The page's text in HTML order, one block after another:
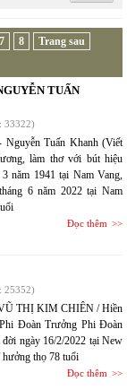
7 8
Trang sau
TUẤN
33322)
Tuấn Khanh (Viết
làm thơ với bút hiệu
năm 1941 tại Nam Vang,
6 năm 2022 tại Nam
Đọc thêm
25352)
THỊ KIM CHIÊN / Hiền
Đoàn Trưởng Phi Đoàn
ngày 16/2/2022 tại New
thọ 78 tuổi
Đọc thêm